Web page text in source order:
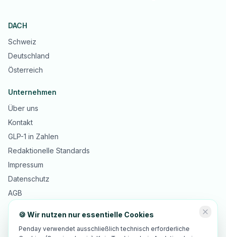
DACH
Schweiz
Deutschland
Österreich
Unternehmen
Über uns
Kontakt
GLP-1 in Zahlen
Redaktionelle Standards
Impressum
Datenschutz
AGB
🍪 Wir nutzen nur essentielle Cookies
Penday verwendet ausschließlich technisch erforderliche